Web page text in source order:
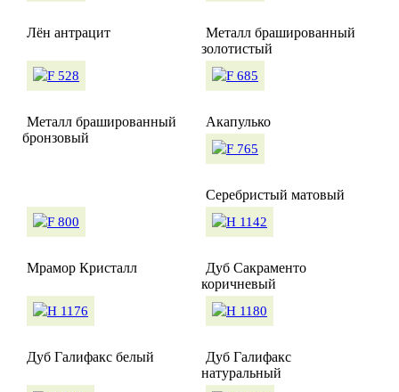
Лён антрацит
Металл брашированный
золотистый
Металл брашированный
бронзовый
Акапулько
Серебристый матовый
Мрамор Кристалл
Дуб Сакраменто
коричневый
Дуб Галифакс белый
Дуб Галифакс
натуральный